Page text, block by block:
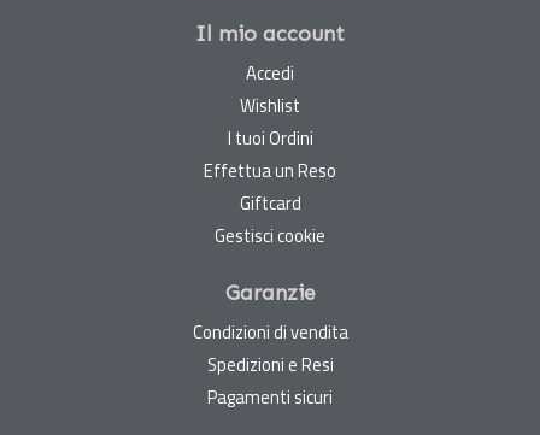
Il mio account
Accedi
Wishlist
I tuoi Ordini
Effettua un Reso
Giftcard
Gestisci cookie
Garanzie
Condizioni di vendita
Spedizioni e Resi
Pagamenti sicuri